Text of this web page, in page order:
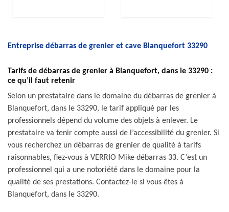
Entreprise débarras de grenier et cave Blanquefort 33290
Tarifs de débarras de grenier à Blanquefort, dans le 33290 :
ce qu’il faut retenir
Selon un prestataire dans le domaine du débarras de grenier à
Blanquefort, dans le 33290, le tarif appliqué par les
professionnels dépend du volume des objets à enlever. Le
prestataire va tenir compte aussi de l’accessibilité du grenier. Si
vous recherchez un débarras de grenier de qualité à tarifs
raisonnables, fiez-vous à VERRIO Mike débarras 33. C’est un
professionnel qui a une notoriété dans le domaine pour la
qualité de ses prestations. Contactez-le si vous êtes à
Blanquefort, dans le 33290.